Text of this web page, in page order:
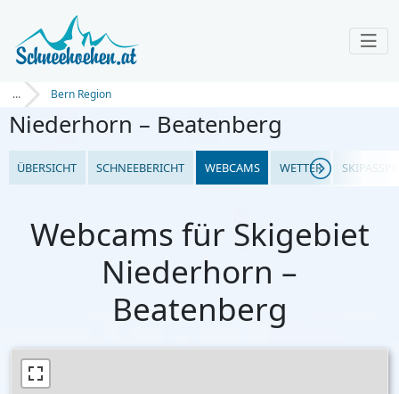
... Bern Region
Niederhorn – Beatenberg
ÜBERSICHT SCHNEEBERICHT WEBCAMS WETTER
Webcams für Skigebiet
Niederhorn –
Beatenberg